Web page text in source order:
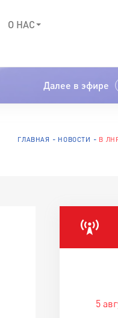
О НАС
Далее в эфире
ГЛАВНАЯ НОВОСТИ В
5